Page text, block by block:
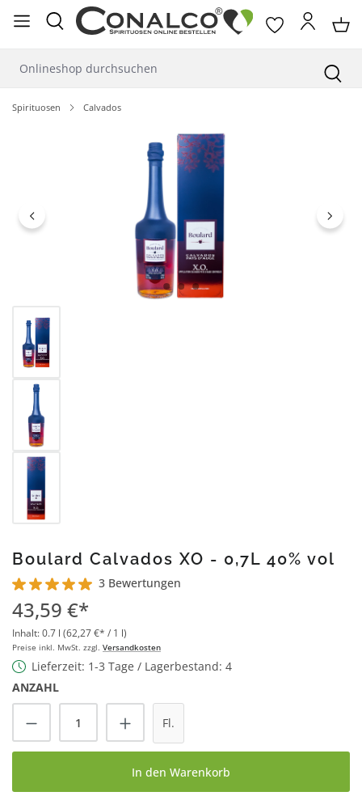
springen
Spirituosen Calvados
Boulard Calvados XO - 0,7L 40% vol
Durchschnittliche Bewertung von 5 von 5 Sternen
3 Bewertungen
43,59 €*
Inhalt:0.7 l (62,27 €* / 1 l)
Preise inkl. MwSt. zzgl. Versandkosten
Lieferzeit: 1-3 Tage / Lagerbestand: 4
ANZAHL
Produkt Anzahl: Gib den gewünschten
Fl.
In den Warenkorb